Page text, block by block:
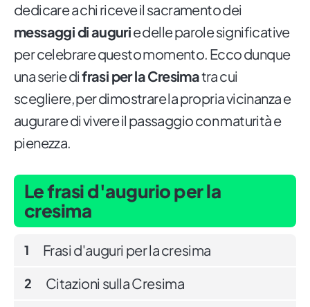
dedicare a chi riceve il sacramento dei
messaggi di augurie delle parole significative
per celebrare questo momento. Ecco dunque
una serie difrasi per la Cresimatra cui
scegliere, per dimostrare la propria vicinanza e
augurare di vivere il passaggio con maturità e
pienezza.
Le frasi d'augurio per la
cresima
1 Frasi d'auguri per la cresima
2 Citazioni sulla Cresima